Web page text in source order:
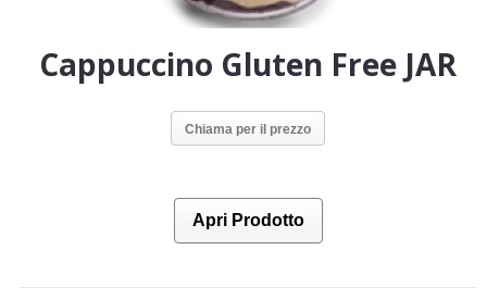
Cappuccino Gluten Free JAR
Chiama per il prezzo
Apri Prodotto